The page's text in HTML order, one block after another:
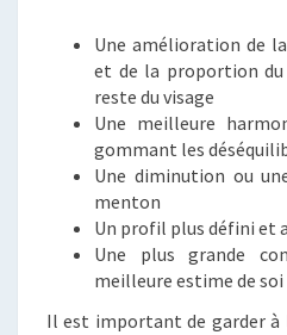
Une amélioration de
et de la proportion
reste du visage
Une meilleure
gommant les
Une diminution ou
menton
Un profil plus défini et
Une plus grande
meilleure estime de soi
Il est important de garder à